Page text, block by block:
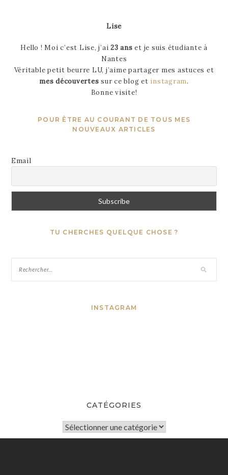
Lise
Hello ! Moi c’est Lise, j’ai 23 anset je suis étudiante à
Nantes
Véritable petit beurre LU, j’aime partager mes astuces et
mes découvertessur ce blog et instagram.
Bonne visite!
POUR ÊTRE AU COURANT DE TOUS MES
NOUVEAUX ARTICLES
Email
TU CHERCHES QUELQUE CHOSE ?
INSTAGRAM
CATÉGORIES
Catégories